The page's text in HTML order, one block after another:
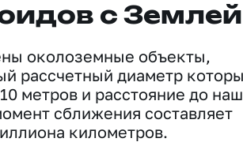
с Землей
околоземные объекты,
рассчетный диаметр
метров и расстояние до
сближения составляет
километров.